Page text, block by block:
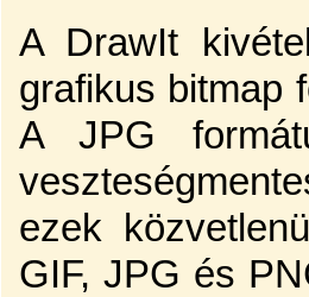
A DrawIt
grafikus bitmap
A JPG
ezek
GIF, JPG és